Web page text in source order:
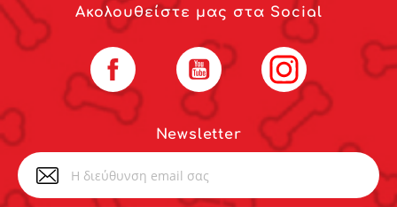
Newsletter
Ακολουθείστε μας στα Social
Facebook YouTube Instagram